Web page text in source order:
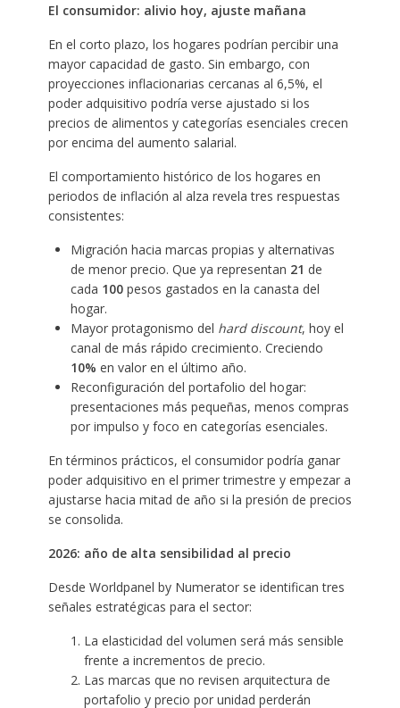
El consumidor: alivio hoy, ajuste mañana
En el corto plazo, los hogares podrían percibir una
mayor capacidad de gasto. Sin embargo, con
proyecciones inflacionarias cercanas al 6,5%, el
poder adquisitivo podría verse ajustado si los
precios de alimentos y categorías esenciales crecen
por encima del aumento salarial.
El comportamiento histórico de los hogares en
periodos de inflación al alza revela tres respuestas
consistentes:
Migración hacia marcas propias y alternativas
de menor precio. Que ya representan 21 de
cada 100pesos gastados en la canasta del
hogar.
Mayor protagonismo del hard discount, hoy el
canal de más rápido crecimiento. Creciendo
10% en valor en el último año.
Reconfiguración del portafolio del hogar:
presentaciones más pequeñas, menos compras
por impulso y foco en categorías esenciales.
En términos prácticos, el consumidor podría ganar
poder adquisitivo en el primer trimestre y empezar a
ajustarse hacia mitad de año si la presión de precios
se consolida.
2026: año de alta sensibilidad al precio
Desde Worldpanel by Numerator se identifican tres
señales estratégicas para el sector:
La elasticidad del volumen será más sensible
frente a incrementos de precio.
Las marcas que no revisen arquitectura de
portafolio y precio por unidad perderán